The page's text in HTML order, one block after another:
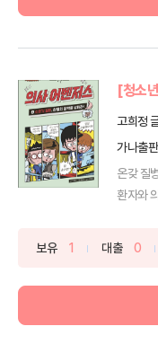
[청소
고희정
가나출
온갖 질
환자와
보유 1 대출 0